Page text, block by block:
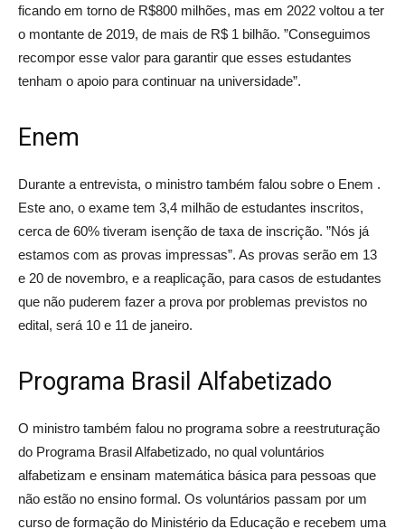
ficando em torno de R$800 milhões, mas em 2022 voltou a ter
o montante de 2019, de mais de R$ 1 bilhão. ”Conseguimos
recompor esse valor para garantir que esses estudantes
tenham o apoio para continuar na universidade”.
Enem
Durante a entrevista, o ministro também falou sobre o Enem .
Este ano, o exame tem 3,4 milhão de estudantes inscritos,
cerca de 60% tiveram isenção de taxa de inscrição. ”Nós já
estamos com as provas impressas”. As provas serão em 13
e 20 de novembro, e a reaplicação, para casos de estudantes
que não puderem fazer a prova por problemas previstos no
edital, será 10 e 11 de janeiro.
Programa Brasil Alfabetizado
O ministro também falou no programa sobre a reestruturação
do Programa Brasil Alfabetizado, no qual voluntários
alfabetizam e ensinam matemática básica para pessoas que
não estão no ensino formal. Os voluntários passam por um
curso de formação do Ministério da Educação e recebem uma